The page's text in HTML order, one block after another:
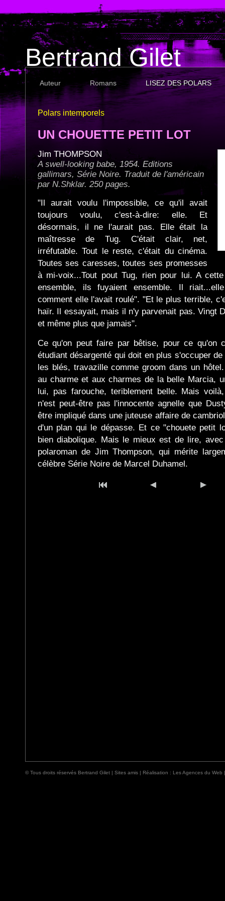
Bertrand Gilet
Auteur Romans LISEZ DES POLARS
Polars intemporels
UN CHOUETTE PETIT LOT
Jim THOMPSON
A swell-looking babe, 1954. Editions
gallimars, Série Noire. Traduit de l'américain
par N.Shklar. 250 pages.
"Il aurait voulu l'impossible, ce qu'il avait
toujours voulu, c'est-à-dire: elle. Et
désormais, il ne l'aurait pas. Elle était la
maîtresse de Tug. C'était clair, net,
irréfutable. Tout le reste, c'était du cinéma.
Toutes ses caresses, toutes ses promesses
à mi-voix...Tout pout Tug, rien pour lui. A
ensemble, ils fuyaient ensemble. Il
comment elle l'avait roulé". "Et le plus terrible,
haïr. Il essayait, mais il n'y parvenait pas. Vingt
et même plus que jamais".
Ce qu'on peut faire par bêtise, pour ce qu'on
étudiant désargenté qui doit en plus s'occuper
les blés, travazille comme groom dans un
au charme et aux charmes de la belle Marcia,
lui, pas farouche, teriblement belle. Mais
n'est peut-être pas l'innocente agnelle que
être impliqué dans une juteuse affaire de
d'un plan qui le dépasse. Et ce "chouete petit
bien diabolique. Mais le mieux est de lire,
polaroman de Jim Thompson, qui mérite
célèbre Série Noire de Marcel Duhamel.
© Tous droits réservés Bertrand Gilet | Sites amis | Réalisation : Les Agences du Web